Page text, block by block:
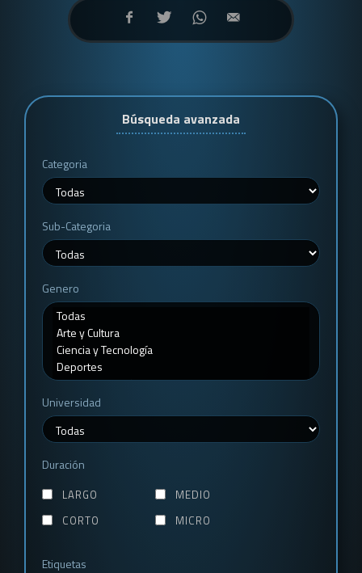
Búsqueda avanzada
Categoria
Sub-Categoria
Genero
Universidad
Duración
LARGO
MEDIO
CORTO
MICRO
Etiquetas